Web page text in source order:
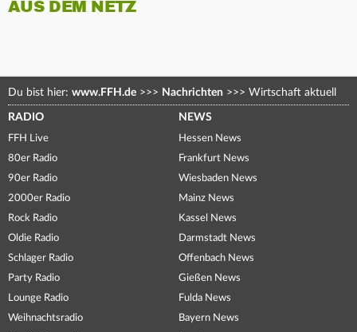
AUS DEM NETZ
Du bist hier: www.FFH.de >>> Nachrichten >>> Wirtschaft aktuell
RADIO
FFH Live
80er Radio
90er Radio
2000er Radio
Rock Radio
Oldie Radio
Schlager Radio
Party Radio
Lounge Radio
Weihnachtsradio
NEWS
Hessen News
Frankfurt News
Wiesbaden News
Mainz News
Kassel News
Darmstadt News
Offenbach News
Gießen News
Fulda News
Bayern News